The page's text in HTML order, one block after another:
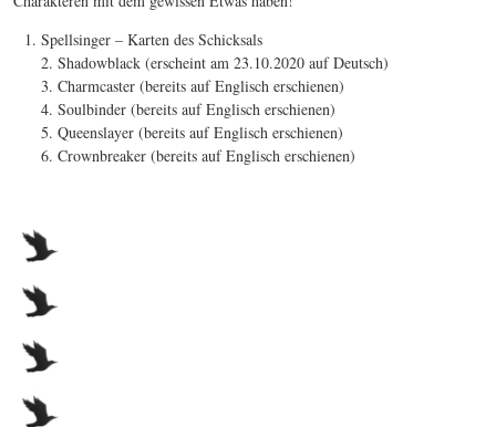
Spellsinger – Karten des Schicksals
2. Shadowblack (erscheint am 23.10.2020 auf Deutsch)
3. Charmcaster (bereits auf Englisch erschienen)
4. Soulbinder (bereits auf Englisch erschienen)
5. Queenslayer (bereits auf Englisch erschienen)
6. Crownbreaker (bereits auf Englisch erschienen)